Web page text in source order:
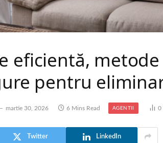
eficientă,
pentru
martie 30, 2026 6 Mins Read AGENTII 0
Twitter LinkedIn